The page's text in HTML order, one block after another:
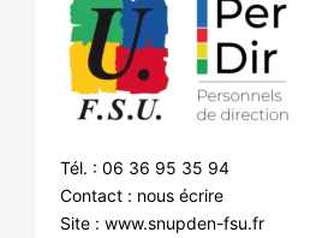
Tél. : 06 36 95 35 94
Contact : nous écrire
Site : www.snupden-fsu.fr